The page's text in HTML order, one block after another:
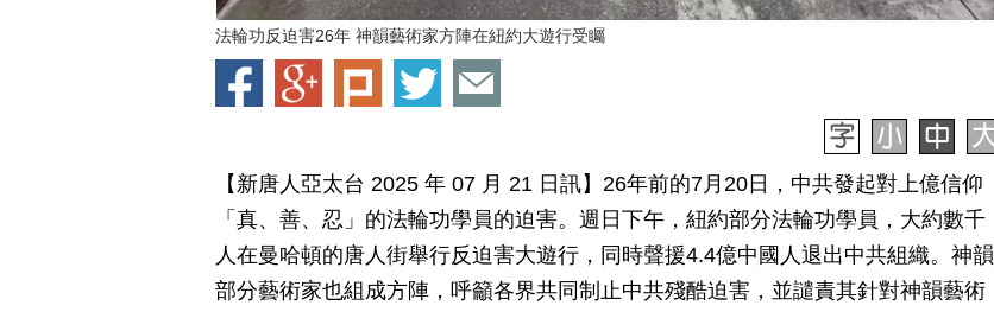
法輪功反迫害26年 神韻藝術家方陣在紐約大遊行受矚
【新唐人亞太台 2025 年 07 月 21 日訊】26年前的7月20日，中共發起對上億信仰
「真、善、忍」的法輪功學員的迫害。週日下午，紐約部分法輪功學員，大約數千
人在曼哈頓的唐人街舉行反迫害大遊行，同時聲援4.4億中國人退出中共組織。神韻
部分藝術家也組成方陣，呼籲各界共同制止中共殘酷迫害，並譴責其針對神韻藝術